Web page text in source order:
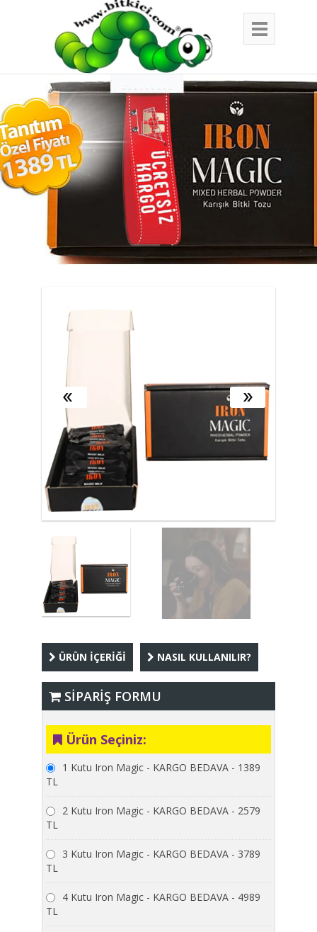
ÜRÜN İÇERİĞİ NASIL KULLANILIR?
SİPARİŞ FORMU
Ürün Seçiniz:
1 Kutu Iron Magic - KARGO BEDAVA - 1389
TL
2 Kutu Iron Magic - KARGO BEDAVA - 2579
TL
3 Kutu Iron Magic - KARGO BEDAVA - 3789
TL
4 Kutu Iron Magic - KARGO BEDAVA - 4989
TL